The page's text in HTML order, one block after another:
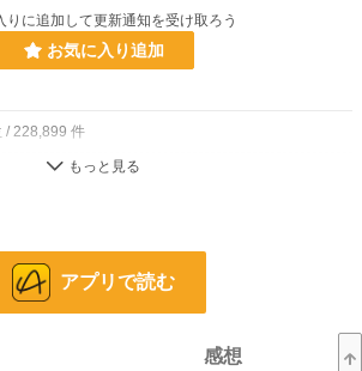
りに追加して更新通知を受け取ろう
お気に入り追加
/ 228,899 件
アプリで読む
感想